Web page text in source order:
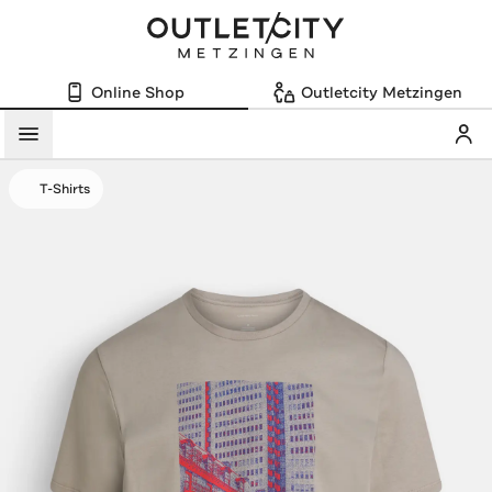
Online Shop Outletcity Metzingen
Menü
T-Shirts